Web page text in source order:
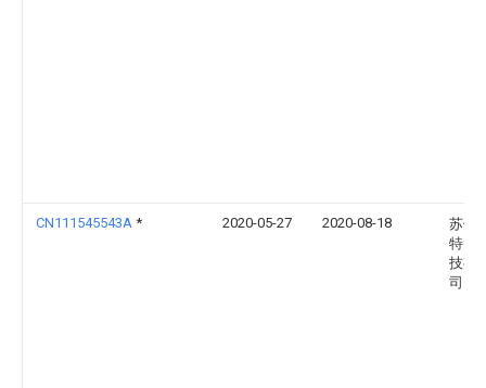
CN111545543A * 2020-05-27 2020-08-18
苏州
特智
技有
司